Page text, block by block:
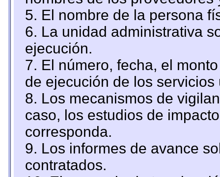
5. El nombre de la persona
6. La unidad administrativa
ejecución.
7. El número, fecha, el
de ejecución de los servicios
8. Los mecanismos de
caso, los estudios de
corresponda.
9. Los informes de avance
contratados.